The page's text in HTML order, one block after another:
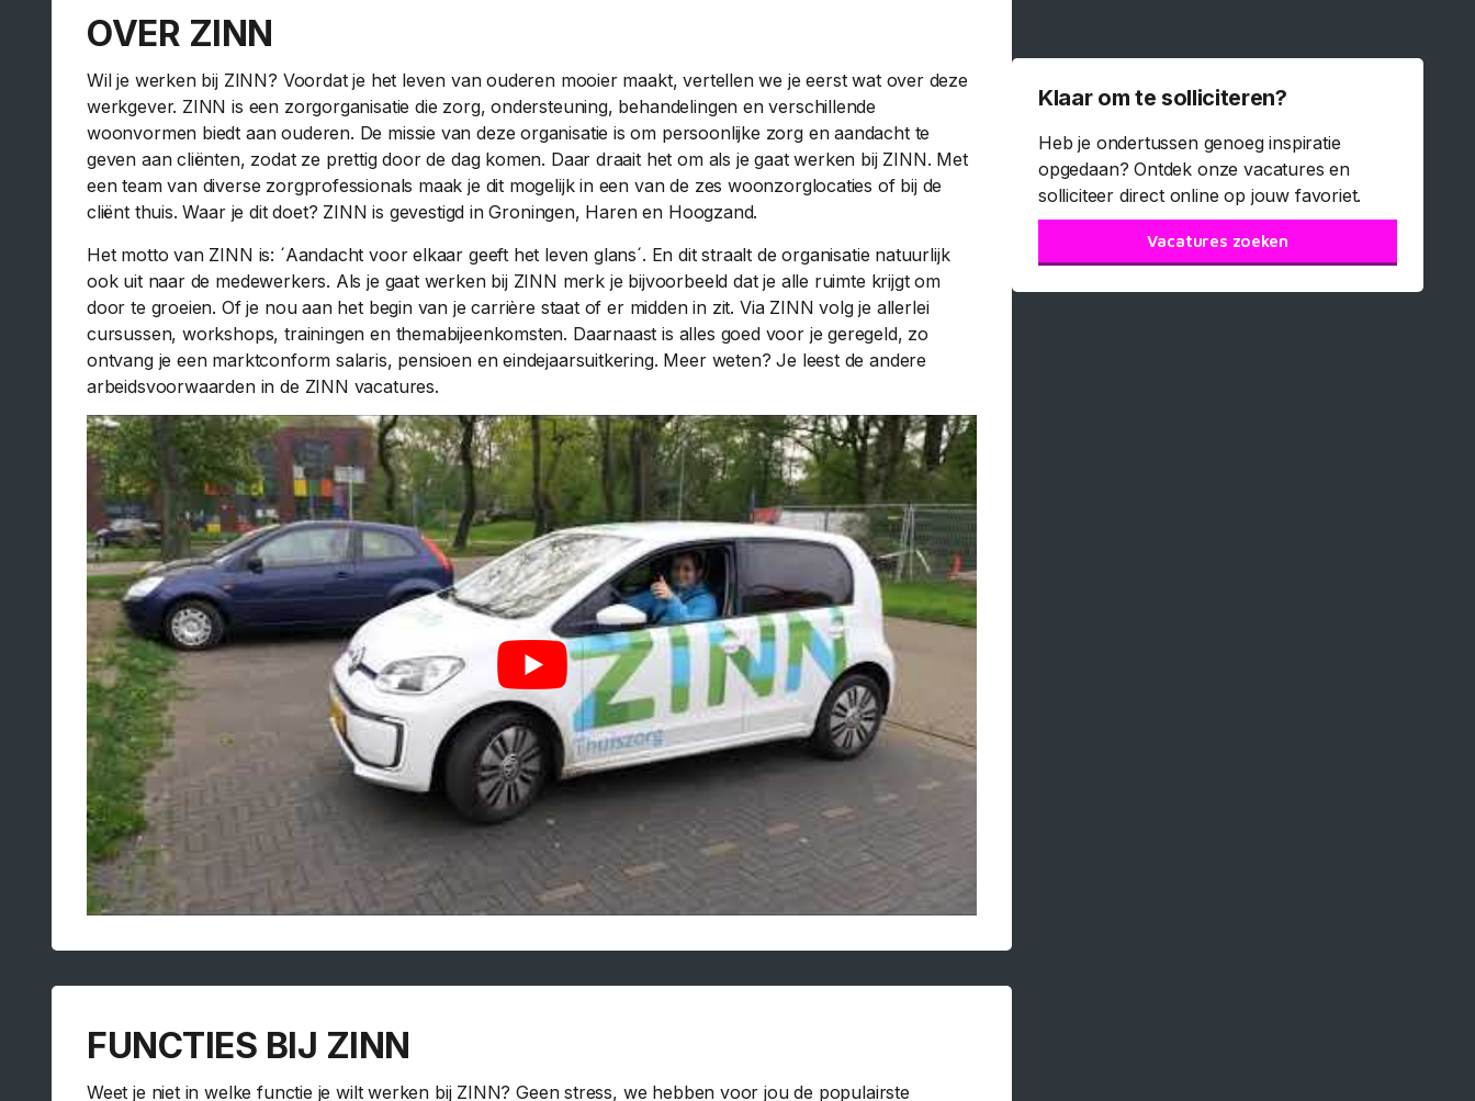
OVER ZINN
Wil je werken bij ZINN? Voordat je het leven van ouderen mooier maakt, vertellen we je eerst wat over deze
werkgever. ZINN is een zorgorganisatie die zorg, ondersteuning, behandelingen en verschillende
woonvormen biedt aan ouderen. De missie van deze organisatie is om persoonlijke zorg en aandacht te
geven aan cliënten, zodat ze prettig door de dag komen. Daar draait het om als je gaat werken bij ZINN. Met
een team van diverse zorgprofessionals maak je dit mogelijk in een van de zes woonzorglocaties of bij de
cliënt thuis. Waar je dit doet? ZINN is gevestigd in Groningen, Haren en Hoogzand.
Het motto van ZINN is: ´Aandacht voor elkaar geeft het leven glans´. En dit straalt de organisatie natuurlijk
ook uit naar de medewerkers. Als je gaat werken bij ZINN merk je bijvoorbeeld dat je alle ruimte krijgt om
door te groeien. Of je nou aan het begin van je carrière staat of er midden in zit. Via ZINN volg je allerlei
cursussen, workshops, trainingen en themabijeenkomsten. Daarnaast is alles goed voor je geregeld, zo
ontvang je een marktconform salaris, pensioen en eindejaarsuitkering. Meer weten? Je leest de andere
arbeidsvoorwaarden in de ZINN vacatures.
FUNCTIES BIJ ZINN
Weet je niet in welke functie je wilt werken bij ZINN? Geen stress, we hebben voor jou de populairste
Klaar om te solliciteren?
Heb je ondertussen genoeg inspiratie
opgedaan? Ontdek onze vacatures en
solliciteer direct online op jouw favoriet.
Vacatures zoeken